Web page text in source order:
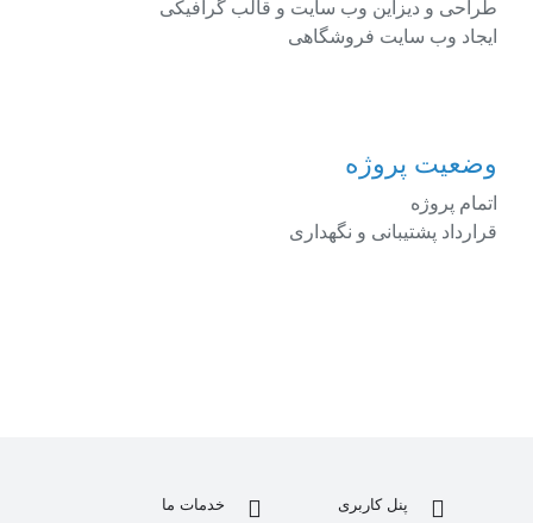
طراحی و دیزاین وب سایت و قالب گرافیکی
ایجاد وب سایت فروشگاهی
وضعیت پروژه
اتمام پروژه
قرارداد پشتیبانی و نگهداری
پنل کاربری
خدمات ما